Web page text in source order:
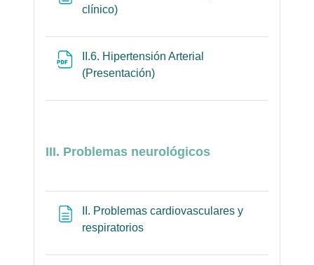
clínico)Página
II.6. Hipertensión Arterial
(Presentación)
III. Problemas neurológicos
II. Problemas cardiovasculares y
respiratoriosPágina